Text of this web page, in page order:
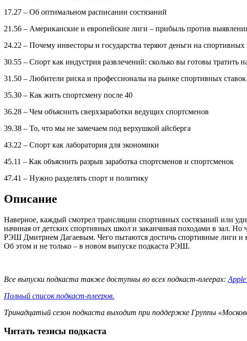
17.27 – Об оптимальном расписании состязаний
21.56 – Американские и европейские лиги – прибыль против
24.22 – Почему инвесторы и государства теряют деньги на
30.55 – Спорт как индустрия развлечений: сколько вы готовы тратить
31.50 – Любители риска и профессионалы на рынке спортивных ставок
35.30 – Как жить спортсмену после 40
36.28 – Чем объяснить сверхзаработки ведущих спортсменов
39.38 – То, что мы не замечаем под верхушкой айсберга
43.22 – Спорт как лаборатория для экономики
45.11 – Как объяснить разрыв заработка спортсменов и спортсменок
47.41 – Нужно разделять спорт и политику
Описание
Наверное, каждый смотрел трансляции спортивных состязаний или
начиная от детских спортивных школ и заканчивая походами в зал.
РЭШ Дмитрием Дагаевым. Чего пытаются достичь спортивные лиги и
Об этом и не только – в новом выпуске подкаста РЭШ.
Все выпуски подкаста также доступны во всех подкаст-плеерах:
Полный список подкаст-плееров.
Тринадцатый сезон подкаста выходит при поддержке Группы
Читать тезисы подкаста